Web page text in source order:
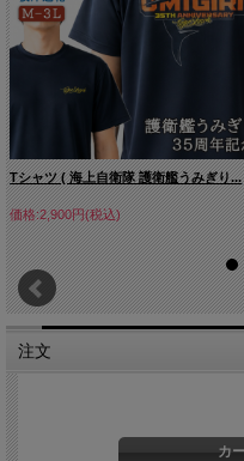
Tシャツ ( 海上自衛隊 護衛艦うみぎり...
価格:2,900円(税込)
注文